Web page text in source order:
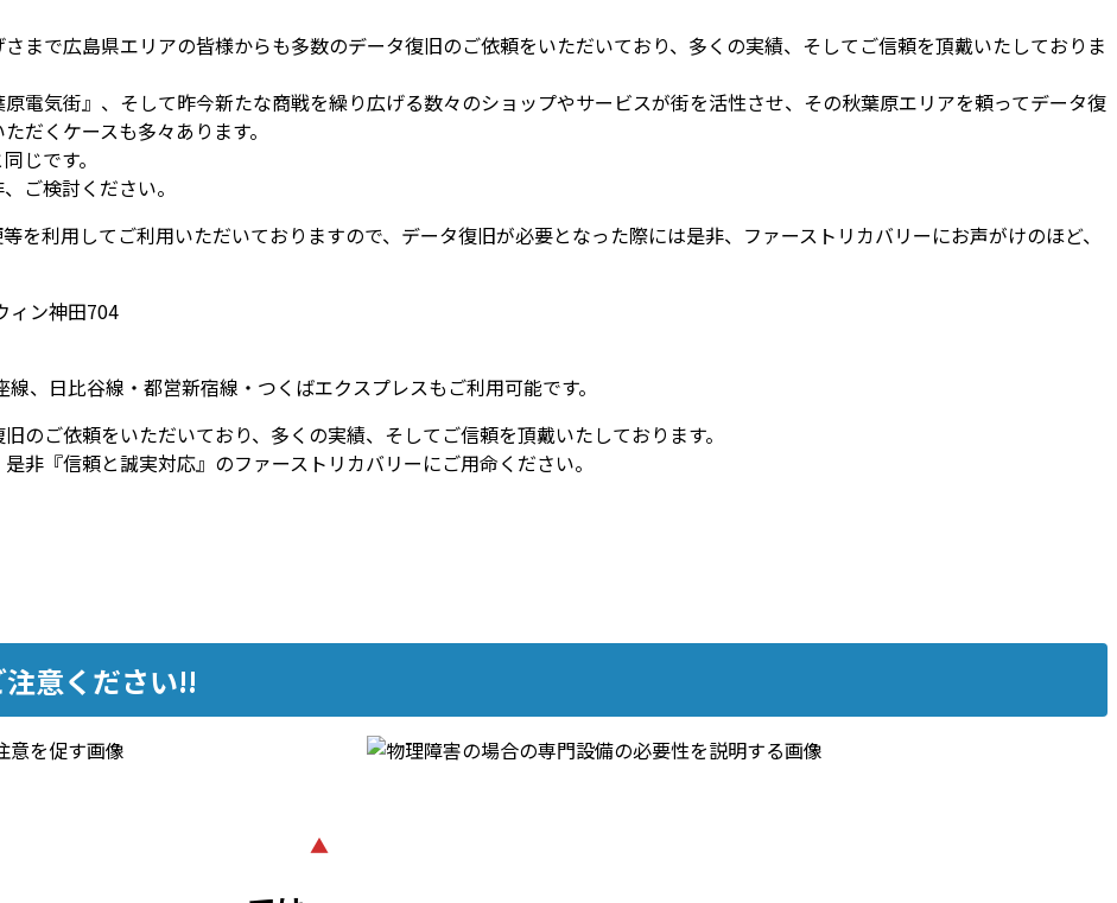
まで広島県エリアの皆様からも多数のデータ復旧のご依頼をいただいており、多くの実績、そしてご信頼を頂戴いたしておりま
電気街』、そして昨今新たな商戦を繰り広げる数々のショップやサービスが街を活性させ、その秋葉原エリアを頼ってデータ復
だくケースも多々あります。
じです。
ご検討ください。
を利用してご利用いただいておりますので、データ復旧が必要となった際には是非、ファーストリカバリーにお声がけのほど、
ィン神田704
、日比谷線・都営新宿線・つくばエクスプレスもご利用可能です。
のご依頼をいただいており、多くの実績、そしてご信頼を頂戴いたしております。
非『信頼と誠実対応』のファーストリカバリーにご用命ください。
意ください!!
▲